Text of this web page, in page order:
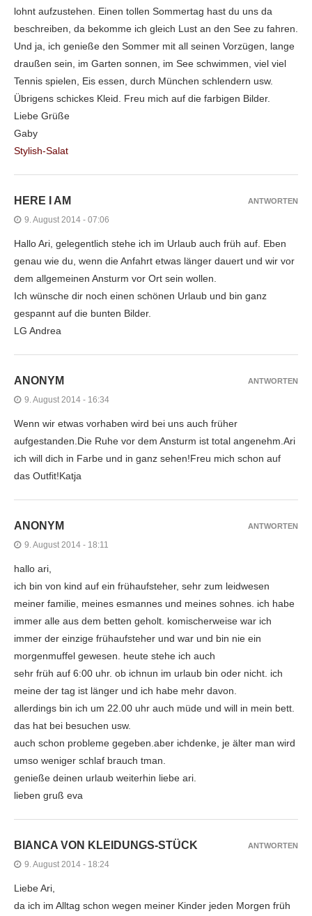
lohnt aufzustehen. Einen tollen Sommertag hast du uns da
beschreiben, da bekomme ich gleich Lust an den See zu fahren.
Und ja, ich genieße den Sommer mit all seinen Vorzügen, lange
draußen sein, im Garten sonnen, im See schwimmen, viel viel
Tennis spielen, Eis essen, durch München schlendern usw.
Übrigens schickes Kleid. Freu mich auf die farbigen Bilder.
Liebe Grüße
Gaby
Stylish-Salat
HERE I AM
9. August 2014 - 07:06
Hallo Ari, gelegentlich stehe ich im Urlaub auch früh auf. Eben
genau wie du, wenn die Anfahrt etwas länger dauert und wir vor
dem allgemeinen Ansturm vor Ort sein wollen.
Ich wünsche dir noch einen schönen Urlaub und bin ganz
gespannt auf die bunten Bilder.
LG Andrea
ANTWORTEN
ANONYM
9. August 2014 - 16:34
Wenn wir etwas vorhaben wird bei uns auch früher
aufgestanden.Die Ruhe vor dem Ansturm ist total angenehm.Ari
ich will dich in Farbe und in ganz sehen!Freu mich schon auf
das Outfit!Katja
ANTWORTEN
ANONYM
9. August 2014 - 18:11
hallo ari,
ich bin von kind auf ein frühaufsteher, sehr zum leidwesen
meiner familie, meines esmannes und meines sohnes. ich habe
immer alle aus dem betten geholt. komischerweise war ich
immer der einzige frühaufsteher und war und bin nie ein
morgenmuffel gewesen. heute stehe ich auch
sehr früh auf 6:00 uhr. ob ichnun im urlaub bin oder nicht. ich
meine der tag ist länger und ich habe mehr davon.
allerdings bin ich um 22.00 uhr auch müde und will in mein bett.
das hat bei besuchen usw.
auch schon probleme gegeben.aber ichdenke, je älter man wird
umso weniger schlaf brauch tman.
genieße deinen urlaub weiterhin liebe ari.
lieben gruß eva
ANTWORTEN
BIANCA VON KLEIDUNGS-STÜCK
9. August 2014 - 18:24
Liebe Ari,
da ich im Alltag schon wegen meiner Kinder jeden Morgen früh
ANTWORTEN